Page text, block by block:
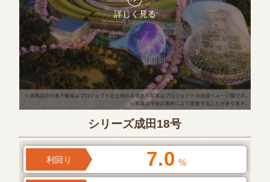
詳しく見る
シリーズ成田18号
利回り 7.0 %